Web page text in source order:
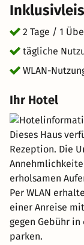
2 Tage / 1
tägliche
WLAN-
Ihr Hotel
Dieses Haus
Rezeption. Die
erholsamen
Per WLAN
einer Anreise
gegen Gebühr
parken.